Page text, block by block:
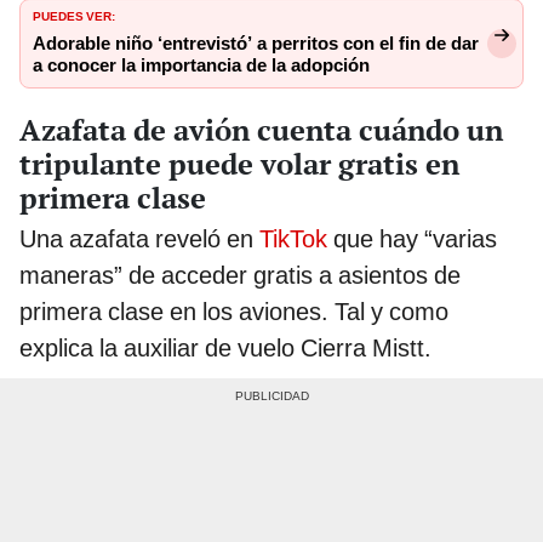
PUEDES VER:
Adorable niño ‘entrevistó’ a perritos con el fin de dar
a conocer la importancia de la adopción
Azafata de avión cuenta cuándo un
tripulante puede volar gratis en
primera clase
Una azafata reveló en TikTok que hay “varias
maneras” de acceder gratis a asientos de
primera clase en los aviones. Tal y como
explica la auxiliar de vuelo Cierra Mistt.